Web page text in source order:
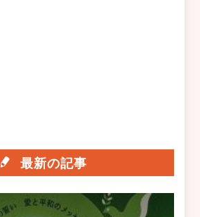
最新の記事